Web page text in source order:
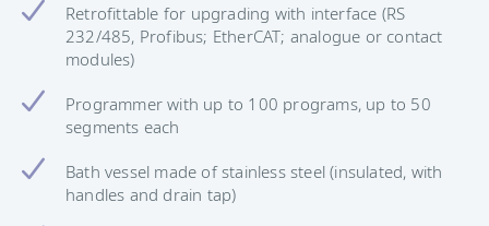
Retrofittable for upgrading with interface (RS
232/485, Profibus; EtherCAT; analogue or contact
modules)
Programmer with up to 100 programs, up to 50
segments each
Bath vessel made of stainless steel (insulated, with
handles and drain tap)